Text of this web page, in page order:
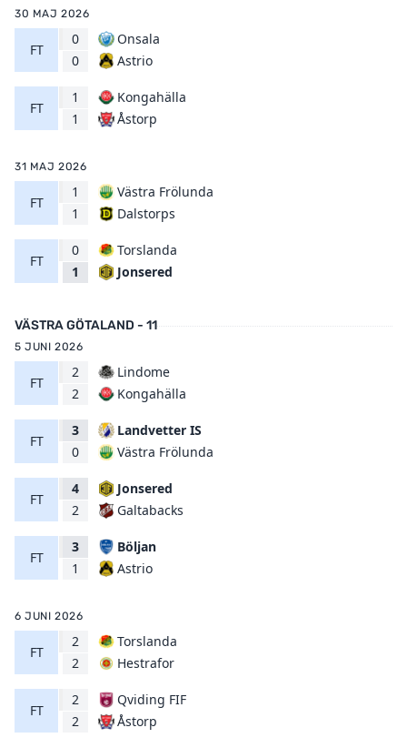
30 MAJ 2026
FT
0
0
Onsala
Astrio
FT
1
1
Kongahälla
Åstorp
31 MAJ 2026
FT
1
1
Västra Frölunda
Dalstorps
FT
0
1
Torslanda
Jonsered
VÄSTRA GÖTALAND - 11
5 JUNI 2026
FT
2
2
Lindome
Kongahälla
FT
3
0
Landvetter IS
Västra Frölunda
FT
4
2
Jonsered
Galtabacks
FT
3
1
Böljan
Astrio
6 JUNI 2026
FT
2
2
Torslanda
Hestrafor
FT
2
2
Qviding FIF
Åstorp